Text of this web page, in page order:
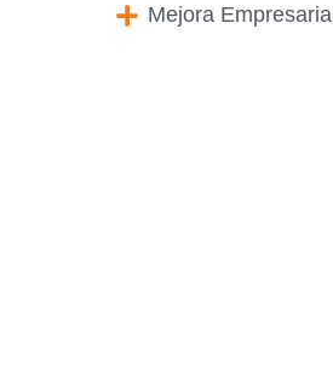
Mejora Empresarial